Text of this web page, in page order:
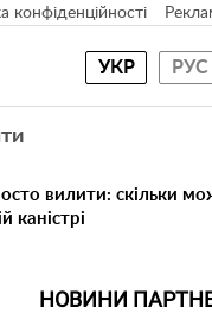
конфіденційності
УКР РУС
вилити: скільки
каністрі
НОВИНИ